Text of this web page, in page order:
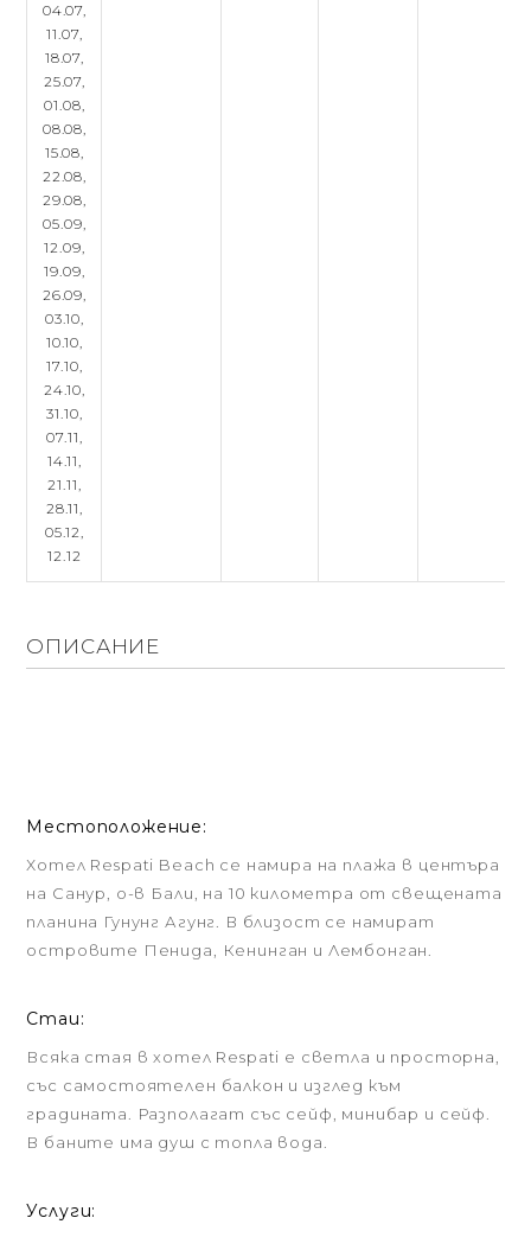
04.07,
11.07,
18.07,
25.07,
01.08,
08.08,
15.08,
22.08,
29.08,
05.09,
12.09,
19.09,
26.09,
03.10,
10.10,
17.10,
24.10,
31.10,
07.11,
14.11,
21.11,
28.11,
05.12,
12.12
ОПИСАНИЕ
Местоположение:
Хотел Respati Beach се намира на плажа в центъра
на Санур, о-в Бали, на 10 километра от свещената
планина Гунунг Агунг. В близост се намират
островите Пенида, Кенинган и Лембонган.
Стаи:
Всяка стая в хотел Respati е светла и просторна,
със самостоятелен балкон и изглед към
градината. Разполагат със сейф, минибар и сейф.
В баните има душ с топла вода.
Услуги: